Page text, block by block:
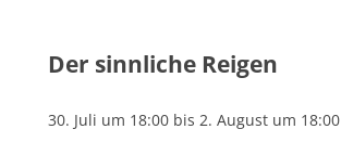
Der sinnliche Reigen
30. Juli um 18:00 bis 2. August um 18:00